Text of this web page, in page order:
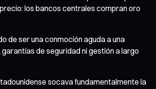
los bancos centrales compran oro
de ser una conmoción aguda a una
de seguridad ni gestión a largo
socava fundamentalmente la